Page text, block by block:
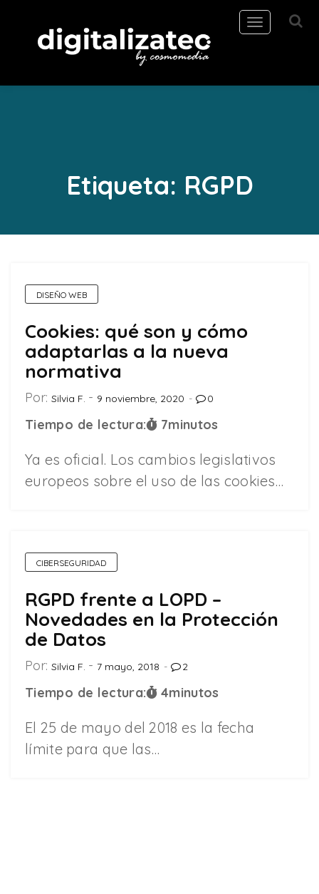
Toggle
navigation
Etiqueta: RGPD
DISEÑO WEB
Cookies: qué son y cómo
adaptarlas a la nueva
normativa
Por: Silvia F. 9 noviembre, 2020 0
Tiempo de lectura: 7minutos
Ya es oficial. Los cambios legislativos
europeos sobre el uso de las cookies…
CIBERSEGURIDAD
RGPD frente a LOPD –
Novedades en la Protección
de Datos
Por: Silvia F. 7 mayo, 2018 2
Tiempo de lectura: 4minutos
El 25 de mayo del 2018 es la fecha
límite para que las…